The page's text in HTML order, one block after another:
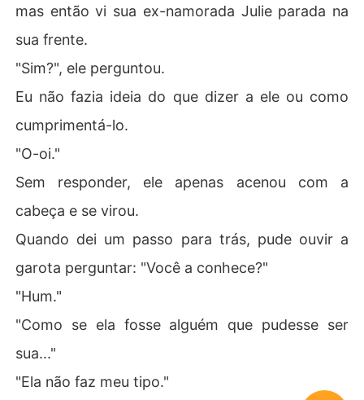
mas então vi sua ex-namorada Julie parada na
sua frente.
"Sim?", ele perguntou.
Eu não fazia ideia do que dizer a ele ou como
cumprimentá-lo.
"O-oi."
Sem responder, ele apenas acenou com a
cabeça e se virou.
Quando dei um passo para trás, pude ouvir a
garota perguntar: "Você a conhece?"
"Hum."
"Como se ela fosse alguém que pudesse ser
sua..."
"Ela não faz meu tipo."